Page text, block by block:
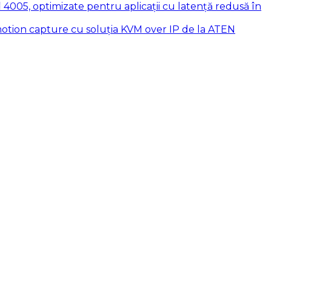
optimizate pentru aplicații cu latență redusă în
capture cu soluția KVM over IP de la ATEN